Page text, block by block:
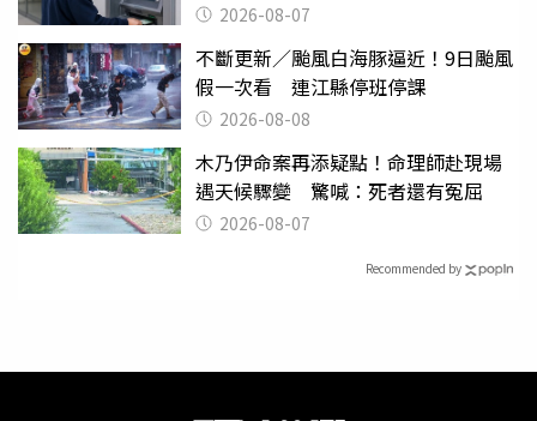
2026-08-07
不斷更新／颱風白海豚逼近！9日颱風
假一次看 連江縣停班停課
2026-08-08
木乃伊命案再添疑點！命理師赴現場
遇天候驟變 驚喊：死者還有冤屈
2026-08-07
Recommended by